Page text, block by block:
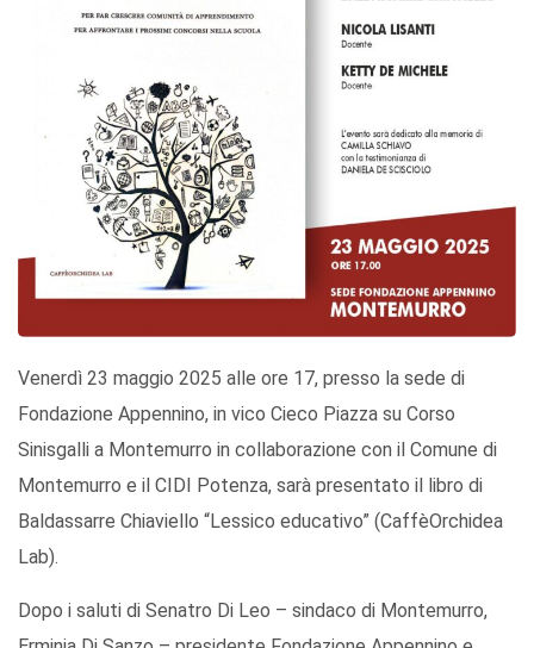
Venerdì 23 maggio 2025 alle ore 17, presso la sede di
Fondazione Appennino, in vico Cieco Piazza su Corso
Sinisgalli a Montemurro in collaborazione con il Comune di
Montemurro e il CIDI Potenza, sarà presentato il libro di
Baldassarre Chiaviello “Lessico educativo” (CaffèOrchidea
Lab).
Dopo i saluti di Senatro Di Leo – sindaco di Montemurro,